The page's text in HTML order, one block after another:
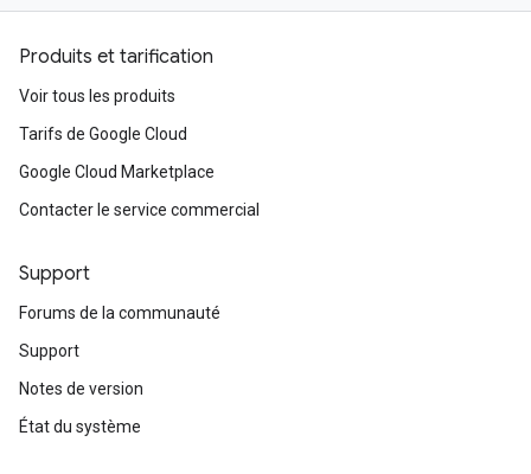
Produits et tarification
Voir tous les produits
Tarifs de Google Cloud
Google Cloud Marketplace
Contacter le service commercial
Support
Forums de la communauté
Support
Notes de version
État du système